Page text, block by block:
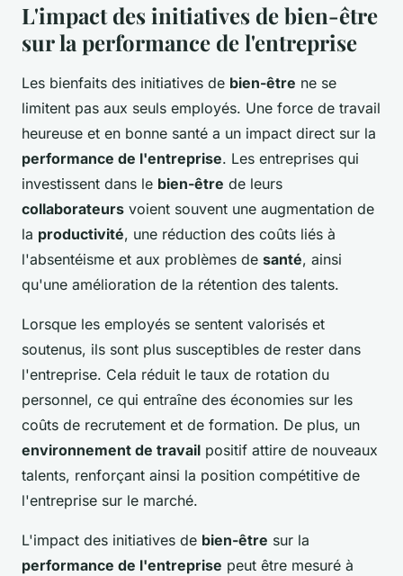
L'impact des initiatives de bien-être
sur la performance de l'entreprise
Les bienfaits des initiatives de bien-être ne se
limitent pas aux seuls employés. Une force de travail
heureuse et en bonne santé a un impact direct sur la
performance de l'entreprise. Les entreprises qui
investissent dans le bien-être de leurs
collaborateurs voient souvent une augmentation de
la productivité, une réduction des coûts liés à
l'absentéisme et aux problèmes de santé, ainsi
qu'une amélioration de la rétention des talents.
Lorsque les employés se sentent valorisés et
soutenus, ils sont plus susceptibles de rester dans
l'entreprise. Cela réduit le taux de rotation du
personnel, ce qui entraîne des économies sur les
coûts de recrutement et de formation. De plus, un
environnement de travail positif attire de nouveaux
talents, renforçant ainsi la position compétitive de
l'entreprise sur le marché.
L'impact des initiatives de bien-être sur la
performance de l'entreprise peut être mesuré à